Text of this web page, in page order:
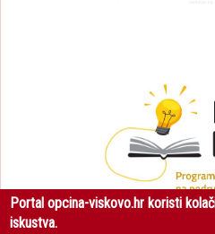
Portal opcina-viskovo.hr koristi
iskustva.